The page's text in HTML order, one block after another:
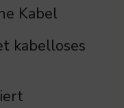
Kabel
kabelloses